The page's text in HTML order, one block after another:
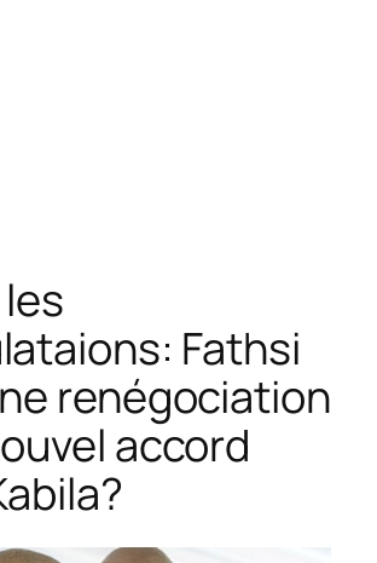
Fathsi
renégociation
accord